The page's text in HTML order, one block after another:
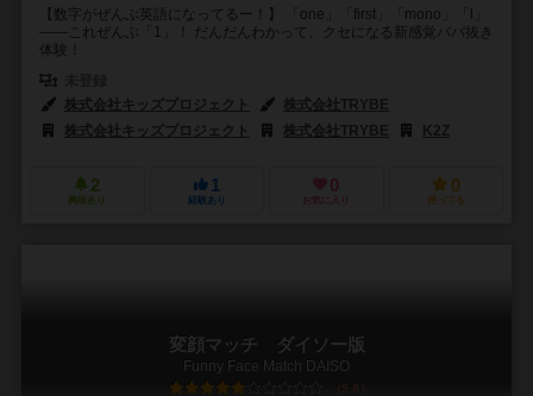
【数字がぜんぶ英語になってるー！】 「one」「first」「mono」「Ⅰ」
——これぜんぶ「1」！ だんだんわかって、クセになる新感覚ババ抜き
体験！
株式会社キッズプロジェクト
株式会社TRYBE
株式会社キッズプロジェクト
株式会社TRYBE K2Z
2
興味あり
1
経験あり
0
お気に入り
0
持ってる
変顔マッチ ダイソー版
Funny Face Match DAISO
5.8